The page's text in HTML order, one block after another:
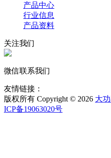
产品中心
行业信息
产品资料
关注我们
微信联系我们
友情链接：
版权所有 Copyright © 2026 大
ICP备19063020号